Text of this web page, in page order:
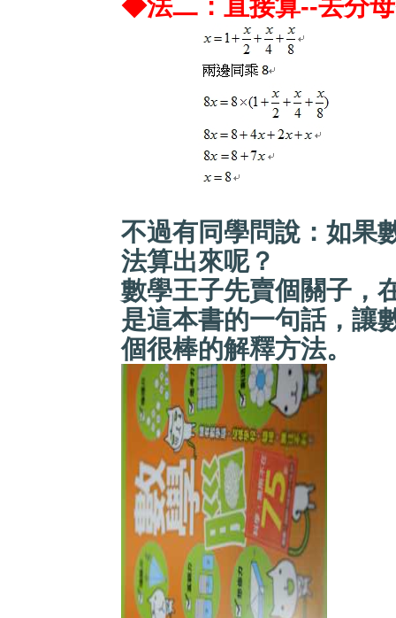
◆法二：直接算--去分
不過有同學問說：如果
法算出來呢？
數學王子先賣個關子，
是這本書的一句話，讓
個很棒的解釋方法。